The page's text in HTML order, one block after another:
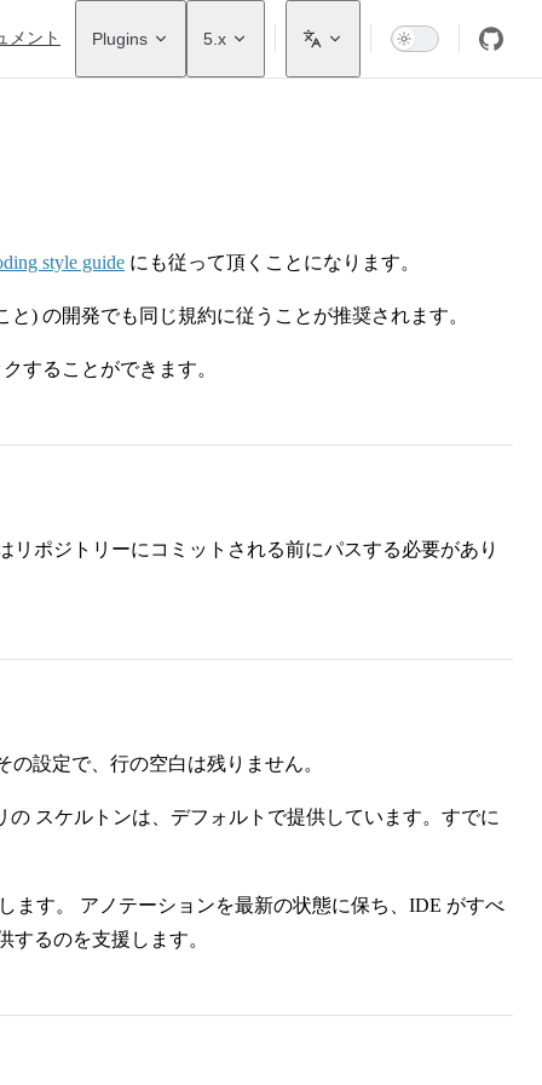
メント Plugins 5.x
style guide にも従って頂くことになります。
と) の開発でも同じ規約に従うことが推奨されます。
することができます。
ポジトリーにコミットされる前にパスする必要があり
設定で、行の空白は残りません。
の スケルトンは、デフォルトで提供しています。すでに
ます。 アノテーションを最新の状態に保ち、IDE がすべ
るのを支援します。